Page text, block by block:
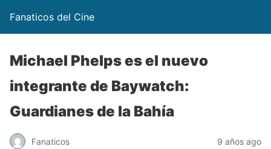
Fanaticos del Cine
Michael Phelps es el nuevo
integrante de Baywatch:
Guardianes de la Bahía
Fanaticos 9 años ago